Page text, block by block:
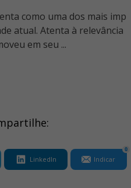
como uma dos mais imp
atual. Atenta à relevância
em seu ...
LinkedIn Indicar
0